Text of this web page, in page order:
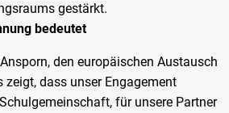
gestärkt.
bedeutet
den europäischen Austausch
zeigt, dass unser Engagement
für unsere Partner